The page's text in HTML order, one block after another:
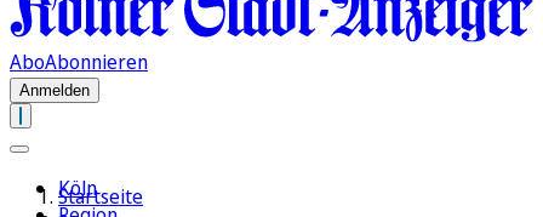
AboAbonnieren
Anmelden
Köln
Startseite